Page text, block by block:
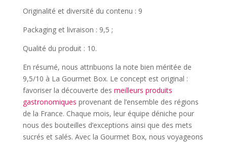
Originalité et diversité du contenu : 9
Packaging et livraison : 9,5 ;
Qualité du produit : 10.
En résumé, nous attribuons la note bien méritée de
9,5/10 à La Gourmet Box. Le concept est original :
favoriser la découverte des meilleurs produits
gastronomiques provenant de l’ensemble des régions
de la France. Chaque mois, leur équipe déniche pour
nous des bouteilles d’exceptions ainsi que des mets
sucrés et salés. Avec la Gourmet Box, nous voyageons